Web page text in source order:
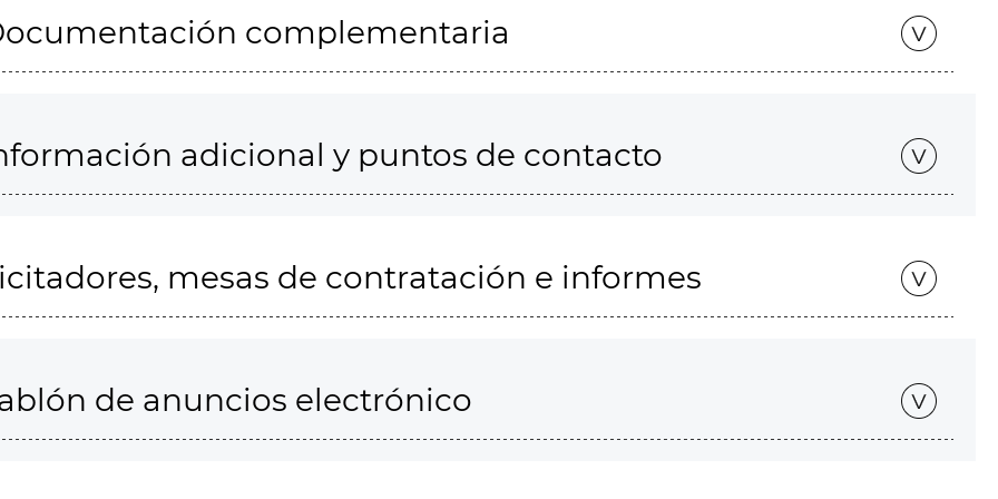
complementaria
adicional y puntos de contacto
mesas de contratación e informes
de anuncios electrónico